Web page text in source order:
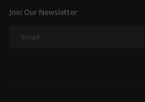
Join Our Newsletter